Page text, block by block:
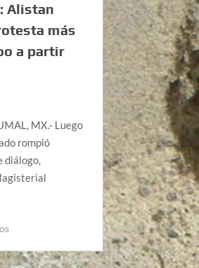
Alistan
más
a partir
MX.- Luego
rompió
diálogo,